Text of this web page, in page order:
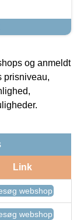
og anmeldt
prisniveau,
Link
webshop
webshop